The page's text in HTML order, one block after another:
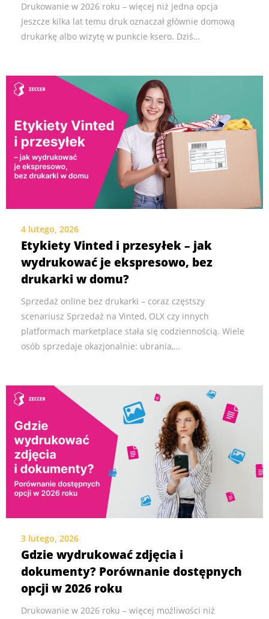
Drukowanie w 2026 roku – więcej niż jedna opcja
Jeszcze kilka lat temu druk oznaczał głównie domową
drukarkę albo wizytę w punkcie ksero. Dziś…
4 lutego, 2026
Etykiety Vinted i przesyłek – jak
wydrukować je ekspresowo, bez
drukarki w domu?
Sprzedaż online bez drukarki – coraz częstszy
scenariusz Sprzedaż na Vinted, OLX czy innych
platformach marketplace stała się codziennością. Wiele
osób sprzedaje okazjonalnie: ubrania,…
3 lutego, 2026
Gdzie wydrukować zdjęcia i
dokumenty? Porównanie dostępnych
opcji w 2026 roku
Drukowanie w 2026 roku – więcej możliwości niż